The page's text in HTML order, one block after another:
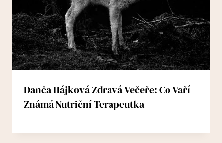
Danča Hájková Zdravá Večeře: Co Vaří
Známá Nutriční Terapeutka